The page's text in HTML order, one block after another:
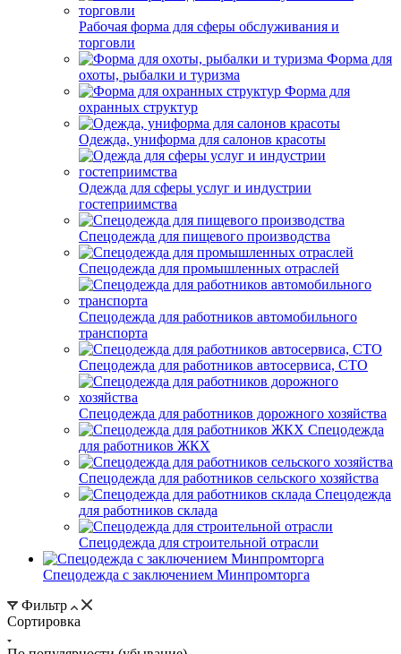
Рабочая форма для сферы обслуживания и
торговли
Форма для
охоты, рыбалки и туризма
Форма для
охранных структур
Одежда, униформа для салонов красоты
Одежда для сферы услуг и индустрии
гостеприимства
Спецодежда для пищевого производства
Спецодежда для промышленных отраслей
Спецодежда для работников автомобильного
транспорта
Спецодежда для работников автосервиса, СТО
Спецодежда для работников дорожного хозяйства
Спецодежда
для работников ЖКХ
Спецодежда для работников сельского хозяйства
Спецодежда
для работников склада
Спецодежда для строительной отрасли
Спецодежда с заключением Минпромторга
Фильтр
Сортировка